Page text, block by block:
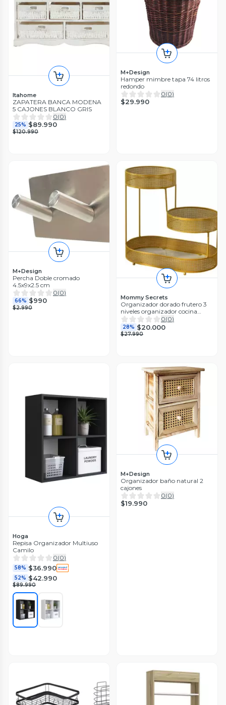
Itahome
ZAPATERA BANCA MODENA
5 CAJONES BLANCO GRIS
0(0)
25% $89.990
$120.990
M+Design
Hamper mimbre tapa 74 litros
redondo
0(0)
$29.990
M+Design
Percha Doble cromado
4.5x9x2.5 cm
0(0)
66% $990
$2.990
Mommy Secrets
Organizador dorado frutero 3
niveles organizador cocina
organizador decorativo estante
multiuso
0(0)
28% $20.000
$27.990
Hoga
Repisa Organizador Multiuso
Camilo
0(0)
58% $36.990
52% $42.990
$89.990
M+Design
Organizador baño natural 2
cajones
0(0)
$19.990